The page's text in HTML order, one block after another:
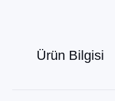
Ürün Bilgisi